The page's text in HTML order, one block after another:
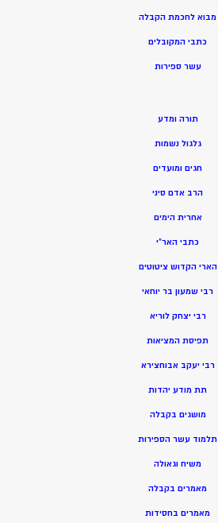
מבוא לחכמת הקבלה
כתבי המקובלים
עשר ספירות
תורה ומדע
גלגול נשמות
חגים ומועדים
הרב אדם סיני
אחרית הימים
כתבי האר”י
הארי הקדוש ציטוטים
רבי שמעון בר יוחאי
רבי יצחק לוריא
תפיסת המציאות
רבי יעקב אבוחצירא
תת מודע יהדות
מושגים בקבלה
תלמוד עשר הספירות
משיח וגאולה
מאמרים בקבלה
מאמרים בחסידות